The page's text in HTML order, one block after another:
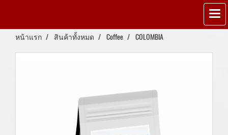
หน้าแรก สินค้าทั้งหมด Coffee COLOMBIA